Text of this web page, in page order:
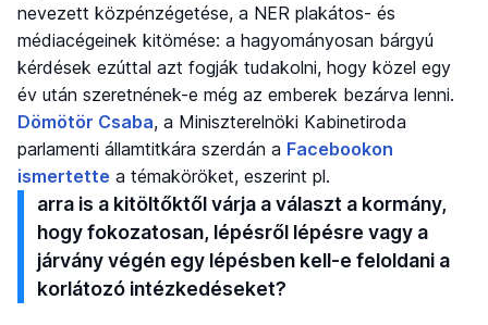
nevezett közpénzégetése, a NER plakátos- és
médiacégeinek kitömése: a hagyományosan bárgyú
kérdések ezúttal azt fogják tudakolni, hogy közel egy
év után szeretnének-e még az emberek bezárva lenni.
Dömötör Csaba, a Miniszterelnöki Kabinetiroda
parlamenti államtitkára szerdán a Facebookon
ismertette a témaköröket, eszerint pl.
arra is a kitöltőktől várja a választ a kormány,
hogy fokozatosan, lépésről lépésre vagy a
járvány végén egy lépésben kell-e feloldani a
korlátozó intézkedéseket?